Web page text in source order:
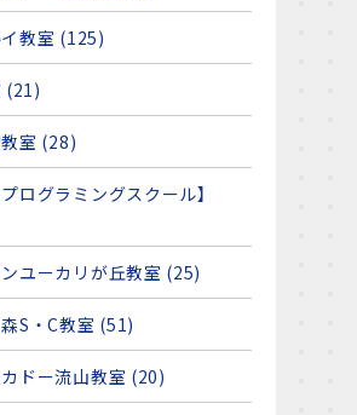
教室 (125)
(21)
室 (28)
プログラミングスクール】
ユーカリが丘教室 (25)
S・C教室 (51)
ドー流山教室 (20)